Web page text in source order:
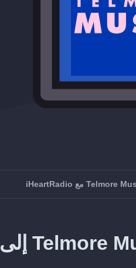
كيف تحافظ على مزامنة قائمة التشغيل من Telmore Musik إلى